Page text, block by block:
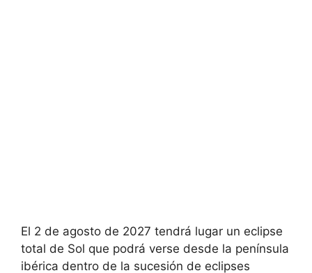
El 2 de agosto de 2027 tendrá lugar un eclipse
total de Sol que podrá verse desde la península
ibérica dentro de la sucesión de eclipses